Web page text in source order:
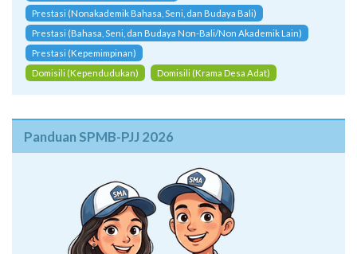
Prestasi (Nonakademik Bahasa, Seni, dan Budaya Bali)
Prestasi (Bahasa, Seni, dan Budaya Non-Bali/Non Akademik Lain)
Prestasi (Kepemimpinan)
Domisili (Kependudukan)
Domisili (Krama Desa Adat)
Panduan SPMB-PJJ 2026